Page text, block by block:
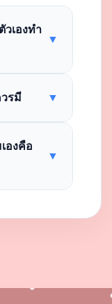
วเองทำ
▼
รมี ▼
องคือ
▼